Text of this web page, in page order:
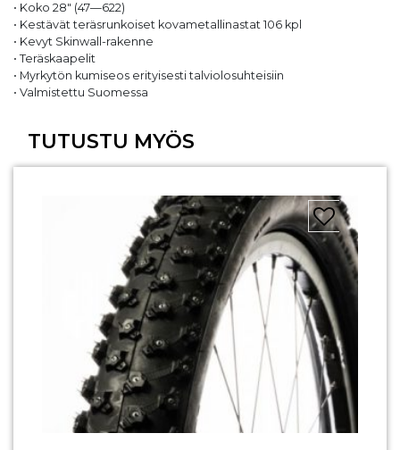
• Koko 28″ (47—622)
• Kestävät teräsrunkoiset kovametallinastat 106 kpl
• Kevyt Skinwall-rakenne
• Teräskaapelit
• Myrkytön kumiseos erityisesti talviolosuhteisiin
• Valmistettu Suomessa
TUTUSTU MYÖS